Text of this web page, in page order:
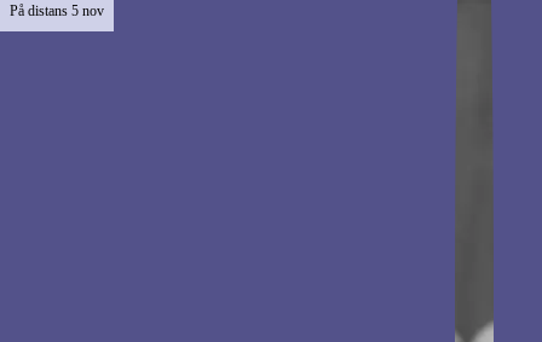
På distans 5 nov